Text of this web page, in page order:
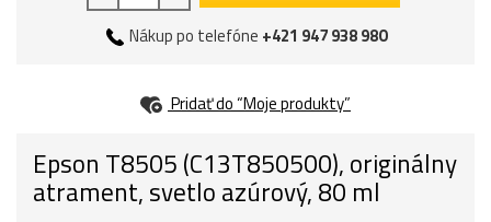
Nákup po telefóne +421 947 938 980
Pridať do “Moje produkty”
Epson T8505 (C13T850500), originálny
atrament, svetlo azúrový, 80 ml